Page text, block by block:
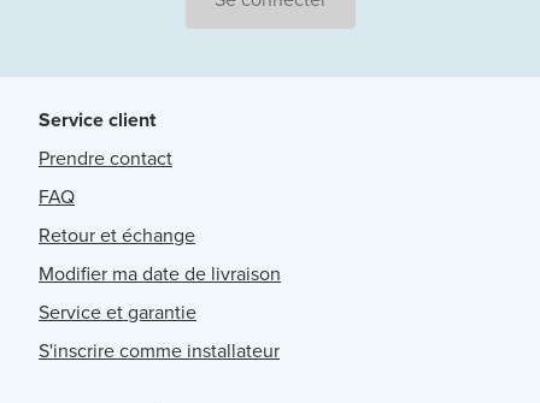
Service client
Prendre contact
FAQ
Retour et échange
Modifier ma date de livraison
Service et garantie
S'inscrire comme installateur